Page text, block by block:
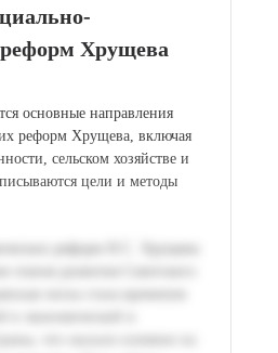
Хрущева
основные направления
реформ Хрущева, включая
сельском хозяйстве и
цели и методы